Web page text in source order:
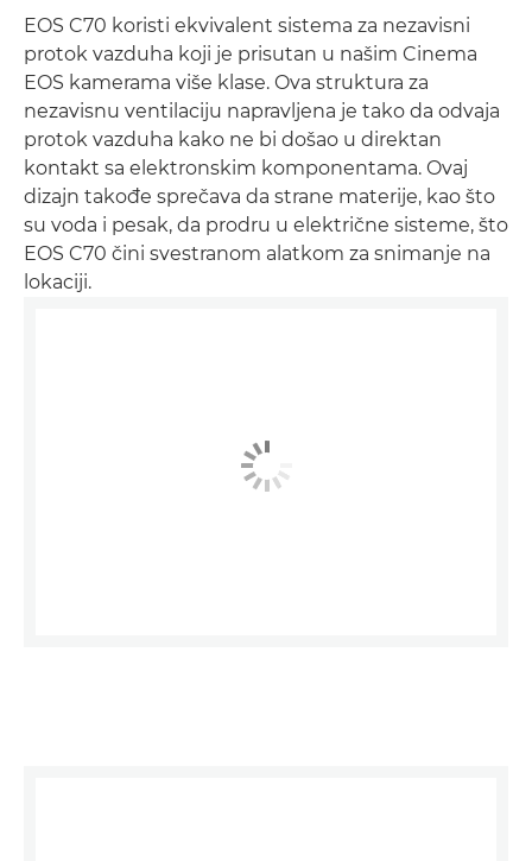
EOS C70 koristi ekvivalent sistema za nezavisni
protok vazduha koji je prisutan u našim Cinema
EOS kamerama više klase. Ova struktura za
nezavisnu ventilaciju napravljena je tako da odvaja
protok vazduha kako ne bi došao u direktan
kontakt sa elektronskim komponentama. Ovaj
dizajn takođe sprečava da strane materije, kao što
su voda i pesak, da prodru u električne sisteme, što
EOS C70 čini svestranom alatkom za snimanje na
lokaciji.